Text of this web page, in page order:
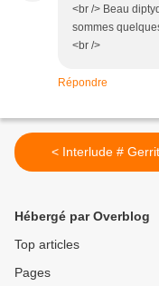
<br /> Beau
sommes
<br />
Répondre
< Interlude # Gerrit
Hébergé par Overblog
Top articles
Pages